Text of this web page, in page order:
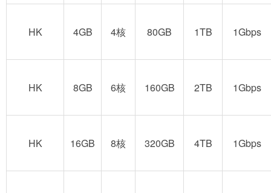
HK 4GB 4核 80GB 1TB 1Gbps
HK 8GB 6核 160GB 2TB 1Gbps
HK 16GB 8核 320GB 4TB 1Gbps